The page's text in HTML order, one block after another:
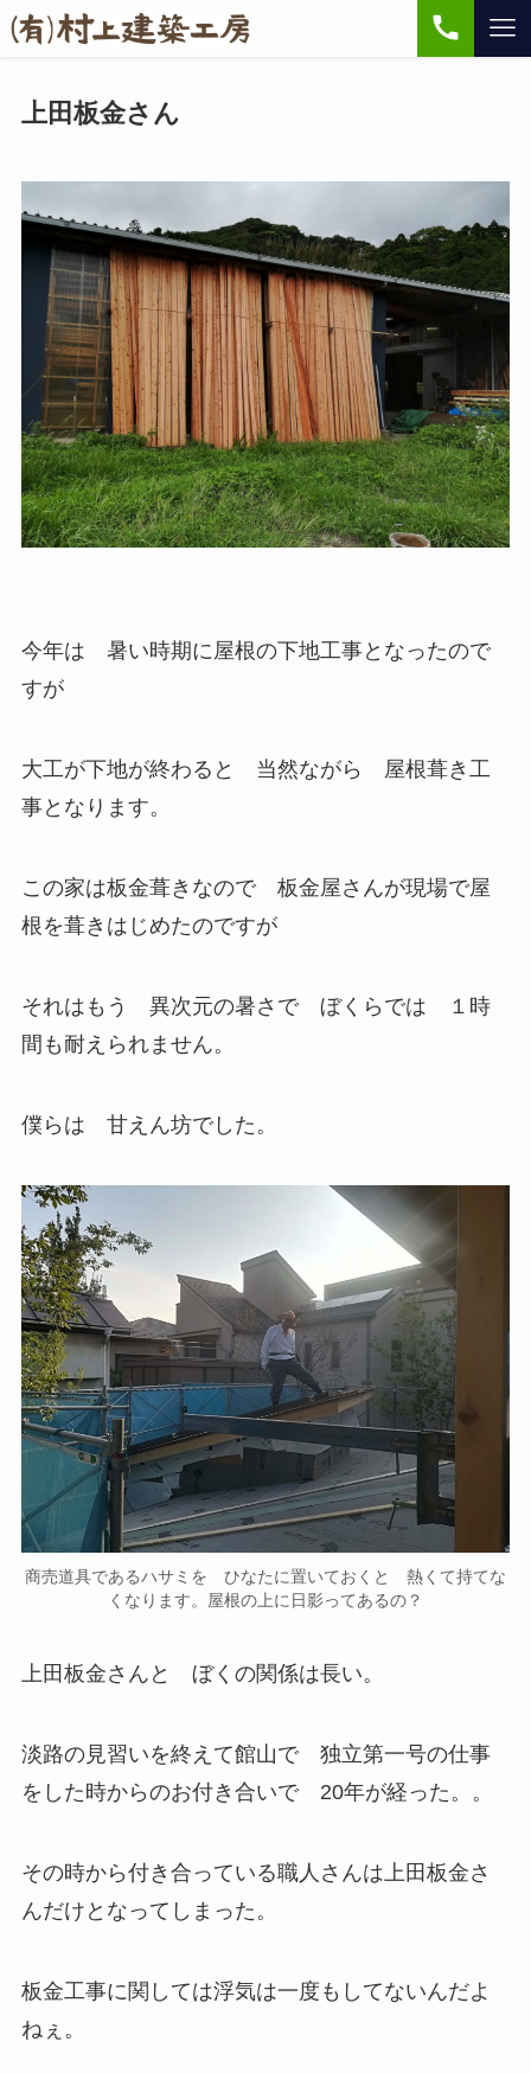
上田板金さん
今年は 暑い時期に屋根の下地工事となったので
すが
大工が下地が終わると 当然ながら 屋根葺き工
事となります。
この家は板金葺きなので 板金屋さんが現場で屋
根を葺きはじめたのですが
それはもう 異次元の暑さで ぼくらでは １時
間も耐えられません。
僕らは 甘えん坊でした。
商売道具であるハサミを ひなたに置いておくと 熱くて持てな
くなります。屋根の上に日影ってあるの？
上田板金さんと ぼくの関係は長い。
淡路の見習いを終えて館山で 独立第一号の仕事
をした時からのお付き合いで 20年が経った。。
その時から付き合っている職人さんは上田板金さ
んだけとなってしまった。
板金工事に関しては浮気は一度もしてないんだよ
ねぇ。